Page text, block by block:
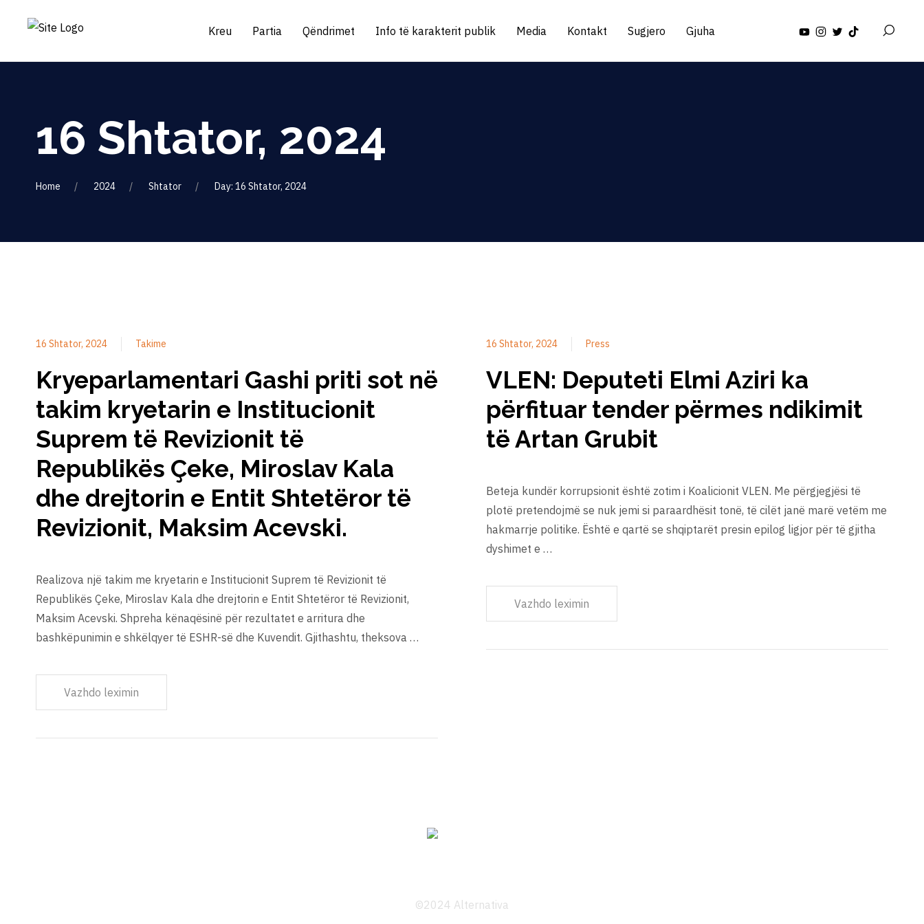
Kreu Partia Qëndrimet Info të karakterit publik Media Kontakt Sugjero Gjuha
16 Shtator, 2024
Home 2024 Shtator Day: 16 Shtator, 2024
16 Shtator, 2024 Takime
Kryeparlamentari Gashi priti sot në
takim kryetarin e Institucionit
Suprem të Revizionit të
Republikës Çeke, Miroslav Kala
dhe drejtorin e Entit Shtetëror të
Revizionit, Maksim Acevski.
Realizova një takim me kryetarin e Institucionit Suprem të Revizionit të
Republikës Çeke, Miroslav Kala dhe drejtorin e Entit Shtetëror të Revizionit,
Maksim Acevski. Shpreha kënaqësinë për rezultatet e arritura dhe
bashkëpunimin e shkëlqyer të ESHR-së dhe Kuvendit. Gjithashtu, theksova …
Vazhdo leximin
16 Shtator, 2024 Press
VLEN: Deputeti Elmi Aziri ka
përfituar tender përmes ndikimit
të Artan Grubit
Beteja kundër korrupsionit është zotim i Koalicionit VLEN. Me përgjegjësi të
plotë pretendojmë se nuk jemi si paraardhësit tonë, të cilët janë marë vetëm me
hakmarrje politike. Është e qartë se shqiptarët presin epilog ligjor për të gjitha
dyshimet e …
Vazhdo leximin
©2024 Alternativa